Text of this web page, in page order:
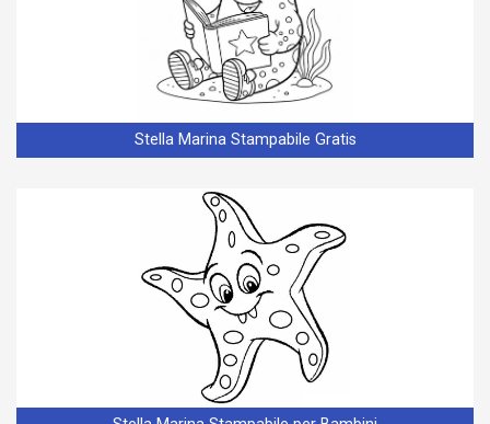
Stella Marina Stampabile Gratis